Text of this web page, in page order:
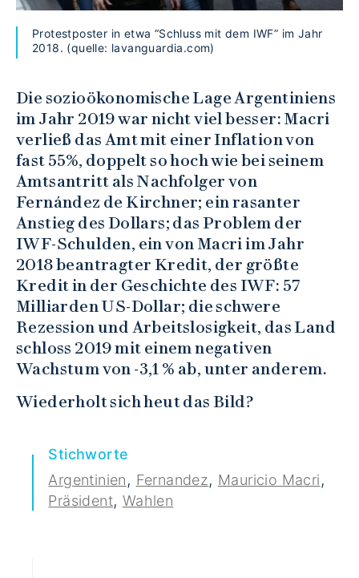
Protestposter in etwa “Schluss mit dem IWF” im Jahr
2018. (quelle: lavanguardia.com)
Die sozioökonomische Lage Argentiniens
im Jahr 2019 war nicht viel besser: Macri
verließ das Amt mit einer Inflation von
fast 55%, doppelt so hoch wie bei seinem
Amtsantritt als Nachfolger von
Fernández de Kirchner; ein rasanter
Anstieg des Dollars; das Problem der
IWF-Schulden, ein von Macri im Jahr
2018 beantragter Kredit, der größte
Kredit in der Geschichte des IWF: 57
Milliarden US-Dollar; die schwere
Rezession und Arbeitslosigkeit, das Land
schloss 2019 mit einem negativen
Wachstum von -3,1 % ab, unter anderem.
Wiederholt sich heut das Bild?
Stichworte
Argentinien, Fernandez, Mauricio Macri,
Präsident, Wahlen